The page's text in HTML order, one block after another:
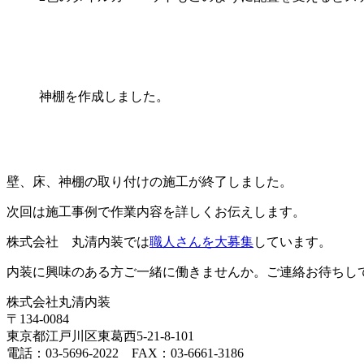
神棚を作成しました。
壁、床、神棚の取り付けの施工が終了しました。
次回は施工事例で作業内容を詳しくお伝えします。
株式会社 丸清内装では職人さんを大募集しています。
内装に興味のある方ご一緒に働きませんか。ご連絡お待ちし
株式会社丸清内装
〒134-0084
東京都江戸川区東葛西5-21-8-101
電話：03-5696-2022 FAX：03-6661-3186